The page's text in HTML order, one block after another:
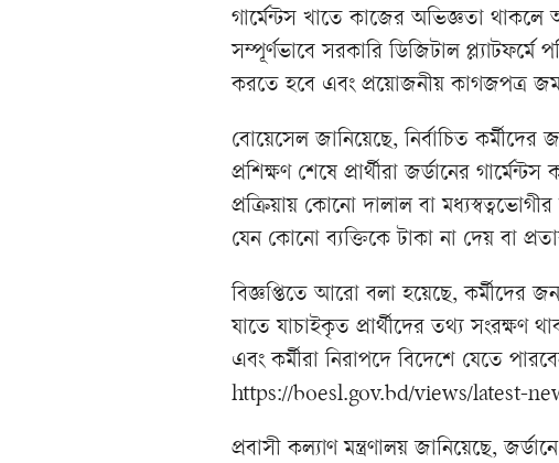
গার্মেন্টস খাতে কাজের অভিজ্ঞতা থাকলে
সম্পূর্ণভাবে সরকারি ডিজিটাল প্ল্যাটফর্মে
করতে হবে এবং প্রয়োজনীয় কাগজপত্র
বোয়েসেল জানিয়েছে, নির্বাচিত কর্মীদের
প্রশিক্ষণ শেষে প্রার্থীরা জর্ডানের
প্রক্রিয়ায় কোনো দালাল বা
যেন কোনো ব্যক্তিকে টাকা না দেয় বা
বিজ্ঞপ্তিতে আরো বলা হয়েছে, কর্মীদের
যাতে যাচাইকৃত প্রার্থীদের তথ্য সংরক্ষণ
এবং কর্মীরা নিরাপদে বিদেশে যেতে
https://boesl.gov.bd/views/latest-
প্রবাসী কল্যাণ মন্ত্রণালয় জানিয়েছে,